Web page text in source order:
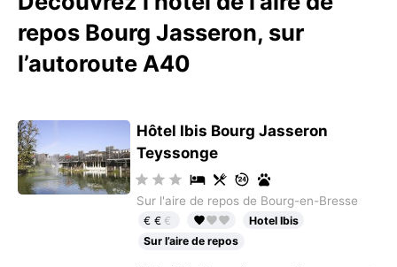
repos Bourg Jasseron, sur
l’autoroute A40
Hôtel Ibis Bourg Jasseron
Teyssonge
Sur l'aire de repos de Bourg-en-Bresse
€€€
Hotel Ibis
Sur l’aire de repos